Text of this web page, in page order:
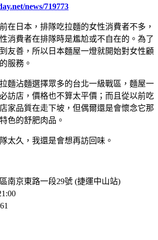
news/719773
在日本，排隊吃拉麵的女性消費者不多，
消費者在排隊時是尷尬或不自在的。為了
友善，所以日本麵屋一燈就開始對女性顧
服務。
麵沾麵選擇眾多的台北一級戰區，麵屋一
訪店，價格也不算太平價；而且從以前吃
家品質在走下坡，但偶爾還是會懷念它那
色的舒肥肉品。
太久，我還是會想再訪回味。
南京東路一段29號 (捷運中山站)